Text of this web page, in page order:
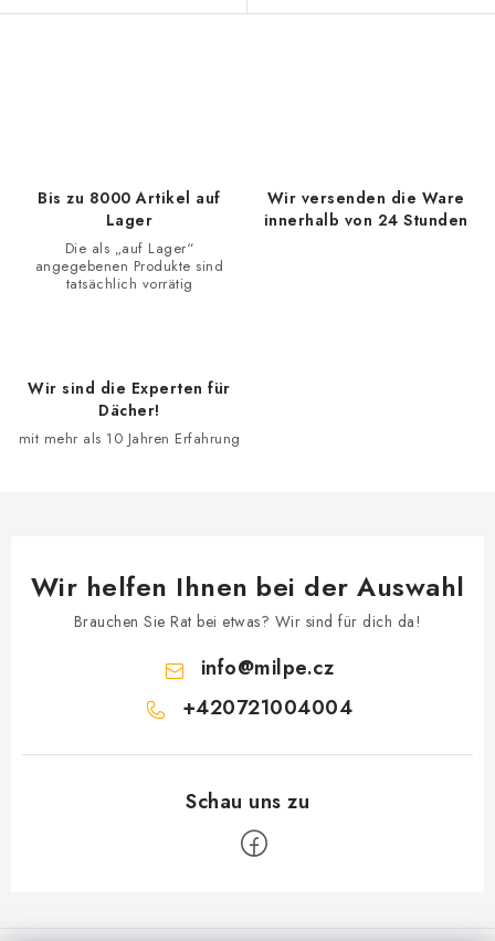
e
Bis zu 8000 Artikel auf
Lager
Die als „auf Lager“
angegebenen Produkte sind
tatsächlich vorrätig
Wir versenden die Ware
innerhalb von 24 Stunden
Wir sind die Experten für
Dächer!
mit mehr als 10 Jahren Erfahrung
Wir helfen Ihnen bei der Auswahl
Brauchen Sie Rat bei etwas? Wir sind für dich da!
info@milpe.cz
+420721004004